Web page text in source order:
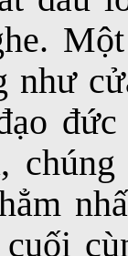
như